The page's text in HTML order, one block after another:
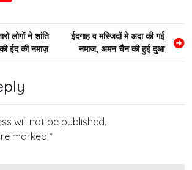
लोगों ने शांति
ईद की नमाज़
ईदगाह व मस्जिदों मे अदा की गई
नमाज, अमन चैन की हुई दुआ
will not be published.
marked *